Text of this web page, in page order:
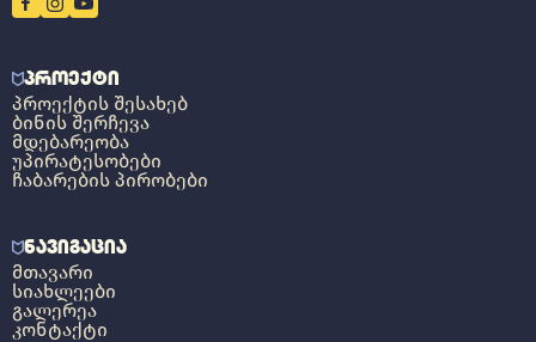
ᲞᲠᲝᲔᲥᲢᲘ
ᲞᲠᲝᲔᲥᲢᲘᲡ ᲨᲔᲡᲐᲮᲔᲑ
ᲑᲘᲜᲘᲡ ᲨᲔᲠᲩᲔᲕᲐ
ᲛᲓᲔᲑᲐᲠᲔᲝᲑᲐ
ᲣᲞᲘᲠᲐᲢᲔᲡᲝᲑᲔᲑᲘ
ᲩᲐᲑᲐᲠᲔᲑᲘᲡ ᲞᲘᲠᲝᲑᲔᲑᲘ
ᲜᲐᲕᲘᲒᲐᲪᲘᲐ
ᲛᲗᲐᲕᲐᲠᲘ
ᲡᲘᲐᲮᲚᲔᲔᲑᲘ
ᲒᲐᲚᲔᲠᲔᲐ
ᲙᲝᲜᲢᲐᲥᲢᲘ